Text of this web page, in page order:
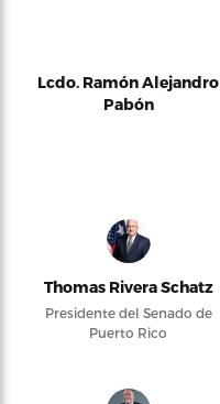
Lcdo. Ramón Alejandro
Pabón
Thomas Rivera Schatz
Presidente del Senado de
Puerto Rico